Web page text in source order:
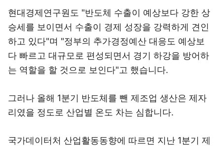
현대경제연구원도 "반도체 수출이 예상보다 강한 상
승세를 보이면서 수출이 경제 성장을 강력하게 견인
하고 있다"며 "정부의 추가경정예산 대응도 예상보
다 빠르고 대규모로 편성되면서 경기 하강을 방어하
는 역할을 할 것으로 보인다"고 했습니다.
그러나 올해 1분기 반도체를 뺀 제조업 생산은 제자
리였을 정도로 산업별 온도 차는 심합니다.
국가데이터처 산업활동동향에 따르면 지난 1분기 제